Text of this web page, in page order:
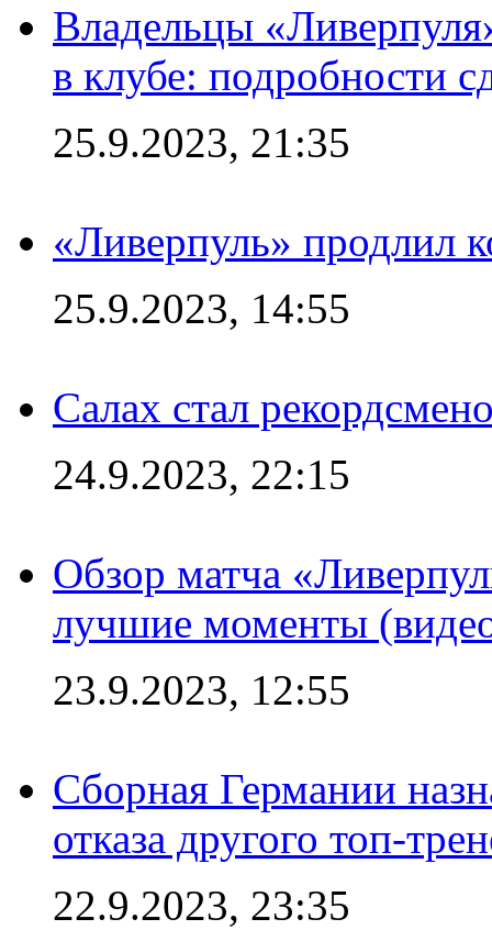
Владельцы
в клубе: подробности
25.9.2023, 21:35
«Ливерпуль» продлил
25.9.2023, 14:55
Салах стал
24.9.2023, 22:15
Обзор матча
лучшие моменты
23.9.2023, 12:55
Сборная Германии
отказа другого топ-
22.9.2023, 23:35